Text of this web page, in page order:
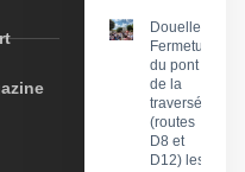
Douelle :
Fermeture
du pont et
de la
traversée
(routes
D8 et
D12) les